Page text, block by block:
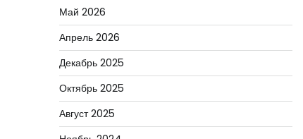
Май 2026
Апрель 2026
Декабрь 2025
Октябрь 2025
Август 2025